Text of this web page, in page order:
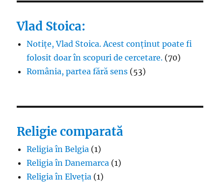
Vlad Stoica:
Notițe, Vlad Stoica. Acest conținut poate fi
folosit doar în scopuri de cercetare. (70)
România, partea fără sens (53)
Religie comparată
Religia în Belgia (1)
Religia în Danemarca (1)
Religia în Elveția (1)